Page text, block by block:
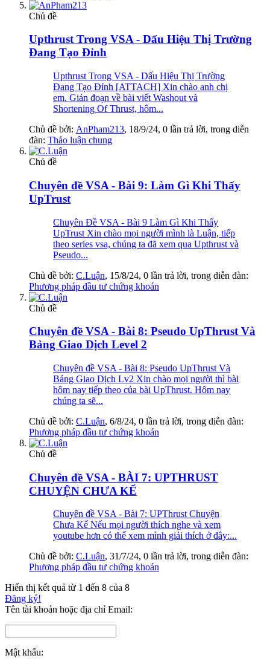
Chủ đề
Upthrust Trong VSA - Dấu Hiệu Thị Trường
Đang Tạo Đỉnh
Upthrust Trong VSA - Dấu Hiệu Thị Trường
Đang Tạo Đỉnh [ATTACH] Xin chào anh chị
em. Gián đoạn về bài viết Washout và
Shortening Of Thrust, hôm...
Chủ đề bởi: AnPham213, 18/9/24, 0 lần trả lời, trong diễn
đàn: Thảo luận chung
Chủ đề
Chuyên đề VSA - Bài 9: Làm Gì Khi Thấy
UpTrust
Chuyên Đề VSA - Bài 9 Làm Gì Khi Thấy
UpTrust Xin chào mọi người mình là Luận, tiếp
theo series vsa, chúng ta đã xem qua Upthrust và
Pseudo...
Chủ đề bởi: C.Luận, 15/8/24, 0 lần trả lời, trong diễn đàn:
Phương pháp đầu tư chứng khoán
Chủ đề
Chuyên đề VSA - Bài 8: Pseudo UpThrust Và
Bảng Giao Dịch Level 2
Chuyên đề VSA - Bài 8: Pseudo UpThrust Và
Bảng Giao Dịch Lv2 Xin chào mọi người thì bài
hôm nay tiếp theo của bài UpThrust. Hôm nay
chúng ta sẽ...
Chủ đề bởi: C.Luận, 6/8/24, 0 lần trả lời, trong diễn đàn:
Phương pháp đầu tư chứng khoán
Chủ đề
Chuyên đề VSA - BÀI 7: UPTHRUST
CHUYỆN CHƯA KỂ
Chuyên đề VSA - Bài 7: UPThrust Chuyện
Chưa Kể Nếu mọi người thích nghe và xem
youtube hơn có thể xem mình giải thích ở đây:...
Chủ đề bởi: C.Luận, 31/7/24, 0 lần trả lời, trong diễn đàn:
Phương pháp đầu tư chứng khoán
Hiển thị kết quả từ 1 đến 8 của 8
Đăng ký!
Tên tài khoản hoặc địa chỉ Email:
Mật khẩu: